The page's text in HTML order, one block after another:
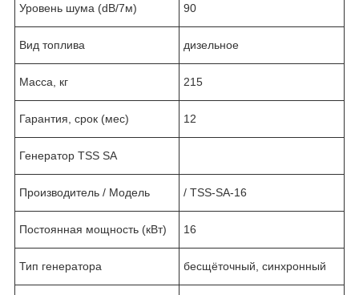
Уровень шума (dB/7м) 90
Вид топлива дизельное
Масса, кг 215
Гарантия, срок (мес) 12
Генератор TSS SA
Производитель / Модель / TSS-SA-16
Постоянная мощность (кВт) 16
Тип генератора бесщёточный, синхронный